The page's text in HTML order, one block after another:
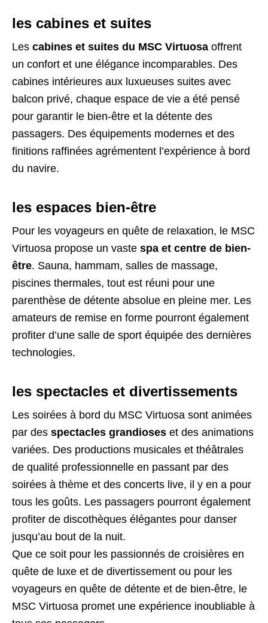
les cabines et suites
Les cabines et suites du MSC Virtuosa offrent
un confort et une élégance incomparables. Des
cabines intérieures aux luxueuses suites avec
balcon privé, chaque espace de vie a été pensé
pour garantir le bien-être et la détente des
passagers. Des équipements modernes et des
finitions raffinées agrémentent l’expérience à bord
du navire.
les espaces bien-être
Pour les voyageurs en quête de relaxation, le MSC
Virtuosa propose un vaste spa et centre de bien-
être. Sauna, hammam, salles de massage,
piscines thermales, tout est réuni pour une
parenthèse de détente absolue en pleine mer. Les
amateurs de remise en forme pourront également
profiter d’une salle de sport équipée des dernières
technologies.
les spectacles et divertissements
Les soirées à bord du MSC Virtuosa sont animées
par des spectacles grandioses et des animations
variées. Des productions musicales et théâtrales
de qualité professionnelle en passant par des
soirées à thème et des concerts live, il y en a pour
tous les goûts. Les passagers pourront également
profiter de discothèques élégantes pour danser
jusqu’au bout de la nuit.
Que ce soit pour les passionnés de croisières en
quête de luxe et de divertissement ou pour les
voyageurs en quête de détente et de bien-être, le
MSC Virtuosa promet une expérience inoubliable à